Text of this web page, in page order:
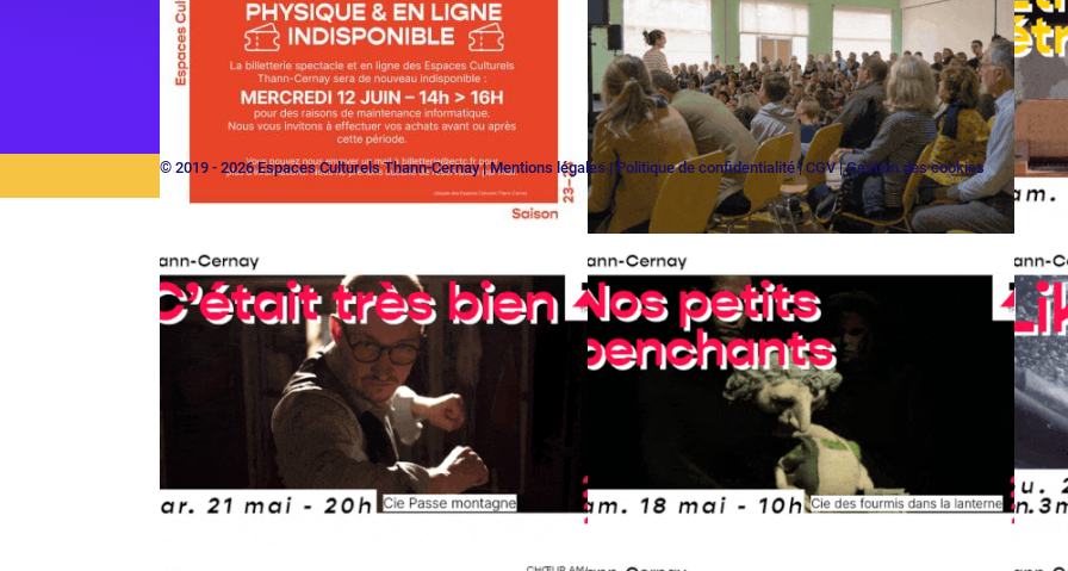
© 2019 - 2026Espaces Culturels Thann-Cernay|Mentions légales |Politique de confidentialité|CGV|Gestion des cookies